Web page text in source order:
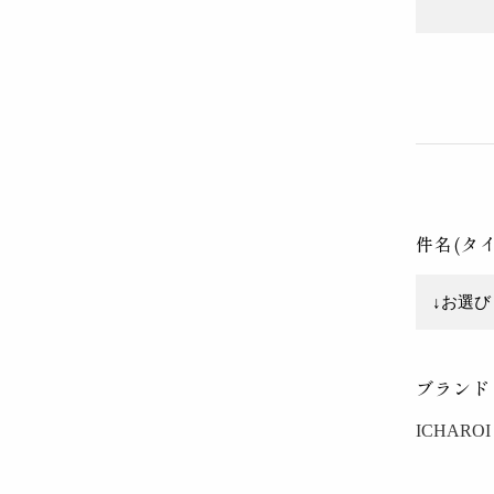
件名(タ
ブランド
ICHAROI